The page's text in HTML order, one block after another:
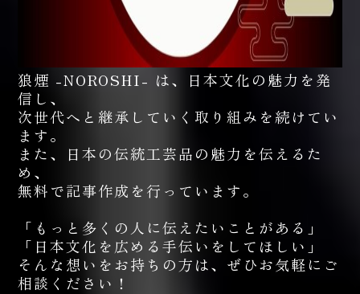
狼煙 -NOROSHI- は、日本文化の魅力を発
信し、
次世代へと継承していく取り組みを続けてい
ます。
また、日本の伝統工芸品の魅力を伝えるた
め、
無料で記事作成を行っています。
「もっと多くの人に伝えたいことがある」
「日本文化を広める手伝いをしてほしい」
そんな想いをお持ちの方は、ぜひお気軽にご
相談ください！